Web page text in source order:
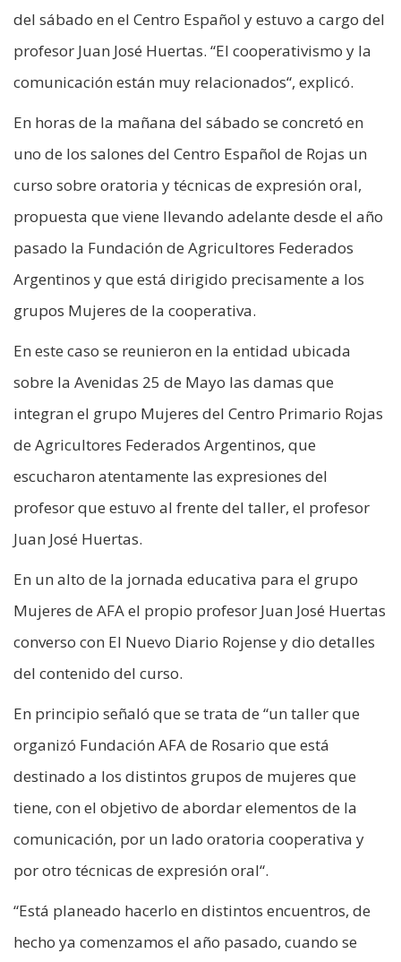
del sábado en el Centro Español y estuvo a cargo del
profesor Juan José Huertas. “El cooperativismo y la
comunicación están muy relacionados“, explicó.
En horas de la mañana del sábado se concretó en
uno de los salones del Centro Español de Rojas un
curso sobre oratoria y técnicas de expresión oral,
propuesta que viene llevando adelante desde el año
pasado la Fundación de Agricultores Federados
Argentinos y que está dirigido precisamente a los
grupos Mujeres de la cooperativa.
En este caso se reunieron en la entidad ubicada
sobre la Avenidas 25 de Mayo las damas que
integran el grupo Mujeres del Centro Primario Rojas
de Agricultores Federados Argentinos, que
escucharon atentamente las expresiones del
profesor que estuvo al frente del taller, el profesor
Juan José Huertas.
En un alto de la jornada educativa para el grupo
Mujeres de AFA el propio profesor Juan José Huertas
converso con El Nuevo Diario Rojense y dio detalles
del contenido del curso.
En principio señaló que se trata de “un taller que
organizó Fundación AFA de Rosario que está
destinado a los distintos grupos de mujeres que
tiene, con el objetivo de abordar elementos de la
comunicación, por un lado oratoria cooperativa y
por otro técnicas de expresión oral“.
“Está planeado hacerlo en distintos encuentros, de
hecho ya comenzamos el año pasado, cuando se